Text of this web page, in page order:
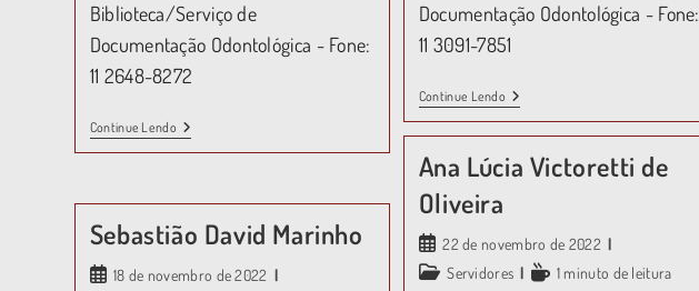
Biblioteca/Serviço de
Documentação Odontológica - Fone:
11 2648-8272
Continue Lendo
Documentação Odontológica - Fone:
11 3091-7851
Continue Lendo
Ana Lúcia Victoretti de
Oliveira
22 de novembro de 2022
Servidores
1 minuto de leitura
Sebastião David Marinho
18 de novembro de 2022